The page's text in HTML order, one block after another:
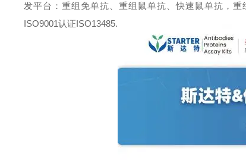
发平台：重组免单抗、重组鼠单抗、快速鼠单抗，重
ISO9001认证ISO13485.